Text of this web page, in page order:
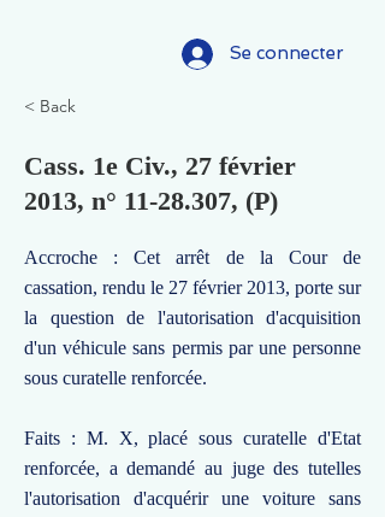
Se connecter
< Back
Cass. 1e Civ., 27 février
2013, n° 11-28.307, (P)
Accroche : Cet arrêt de la Cour de
cassation, rendu le 27 février 2013, porte sur
la question de l'autorisation d'acquisition
d'un véhicule sans permis par une personne
sous curatelle renforcée.
Faits : M. X, placé sous curatelle d'Etat
renforcée, a demandé au juge des tutelles
l'autorisation d'acquérir une voiture sans